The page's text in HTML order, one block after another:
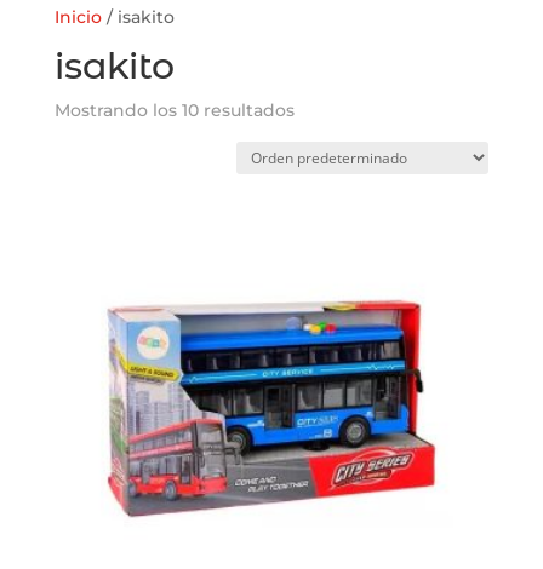
Inicio/ isakito
isakito
Mostrando los 10 resultados